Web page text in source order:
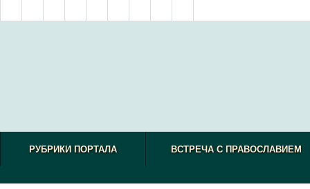
РУБРИКИ ПОРТАЛА ВСТРЕЧА С ПРАВОСЛАВИЕМ